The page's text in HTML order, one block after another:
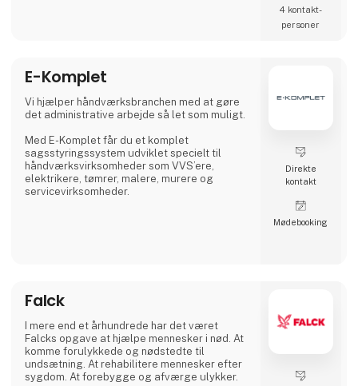
4 kontakt­
personer
E-Komplet
Vi hjælper håndværksbranchen med at gøre
det administrative arbejde så let som muligt.
Med E-Komplet får du et komplet
sagsstyringssystem udviklet specielt til
håndværksvirksomheder som VVS’ere,
elektrikere, tømrer, malere, murere og
servicevirksomheder.
Direkte
kontakt
Møde­booking
Falck
I mere end et århundrede har det været
Falcks opgave at hjælpe mennesker i nød. At
komme forulykkede og nødstedte til
undsætning. At rehabilitere mennesker efter
sygdom. At forebygge og afværge ulykker.